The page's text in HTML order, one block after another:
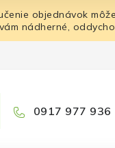
objednávok
nádherné,
0917 977 936